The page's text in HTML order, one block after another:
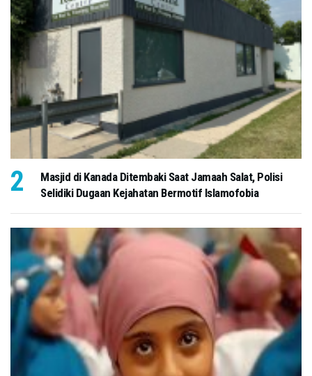
Masjid di Kanada Ditembaki Saat Jamaah Salat, Polisi
Selidiki Dugaan Kejahatan Bermotif Islamofobia